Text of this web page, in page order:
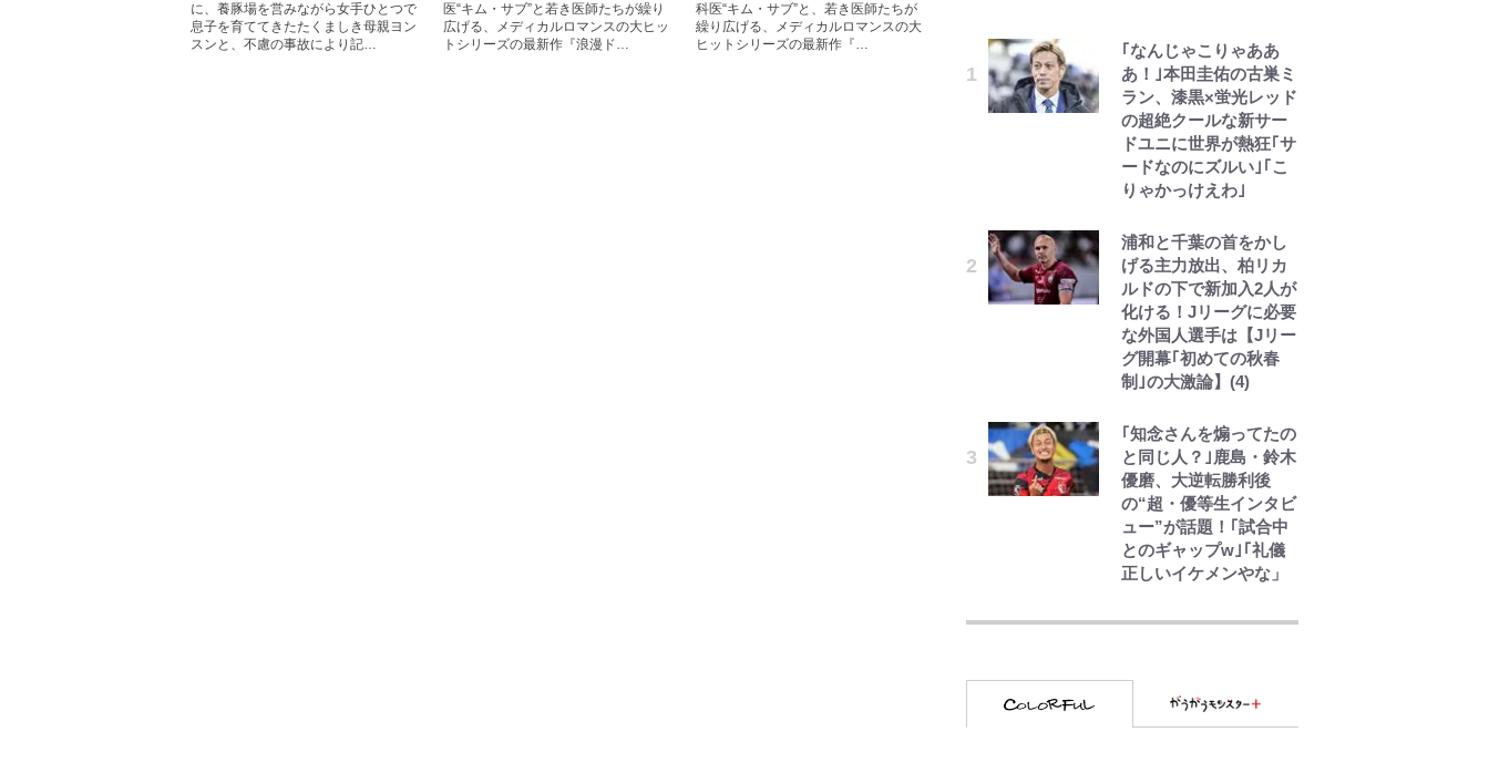
に、養豚場を営みながら女手ひとつで
息子を育ててきたたくましき母親ヨン
スンと、不慮の事故により記…
医“キム・サブ”と若き医師たちが繰り
広げる、メディカルロマンスの大ヒッ
トシリーズの最新作『浪漫ド…
科医“キム・サブ”と、若き医師たちが
繰り広げる、メディカルロマンスの大
ヒットシリーズの最新作『…
るボランティア活動の
原動力は…「偽善者
だ」との声も跳ね返
す“誰かの役に立ちた
い”という思い
「のりの芝居は観たい
夫・片岡愛之助との関
係性…互いに一番のお
客さんで刺激をもらう
存在
｢なんじゃこりゃああ
あ！｣本田圭佑の古巣ミ
ラン、漆黒×蛍光レッド
の超絶クールな新サー
ドユニに世界が熱狂｢サ
ードなのにズルい｣｢こ
りゃかっけえわ｣
浦和と千葉の首をかし
げる主力放出、柏リカ
ルドの下で新加入2人が
化ける！Jリーグに必要
な外国人選手は【Jリー
グ開幕｢初めての秋春
制｣の大激論】(4)
｢知念さんを煽ってたの
と同じ人？｣鹿島・鈴木
優磨、大逆転勝利後
の“超・優等生インタビ
ュー”が話題！｢試合中
とのギャップw｣｢礼儀
正しいイケメンやな」
増えすぎたギアを棚卸
「本当に必要な7つの道